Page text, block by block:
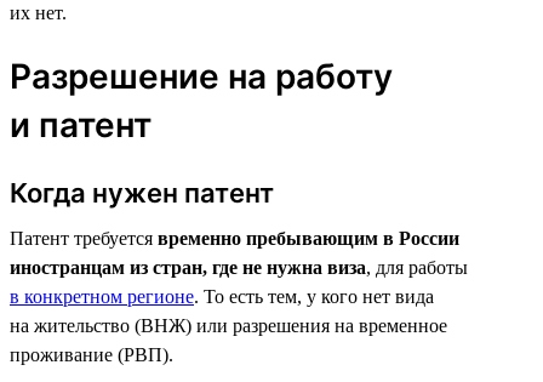
их нет.
Разрешение на работу
и патент
Когда нужен патент
Патент требуется временно пребывающим в России
иностранцам из стран, где не нужна виза, для работы
в конкретном регионе. То есть тем, у кого нет вида
на жительство (ВНЖ) или разрешения на временное
проживание (РВП).